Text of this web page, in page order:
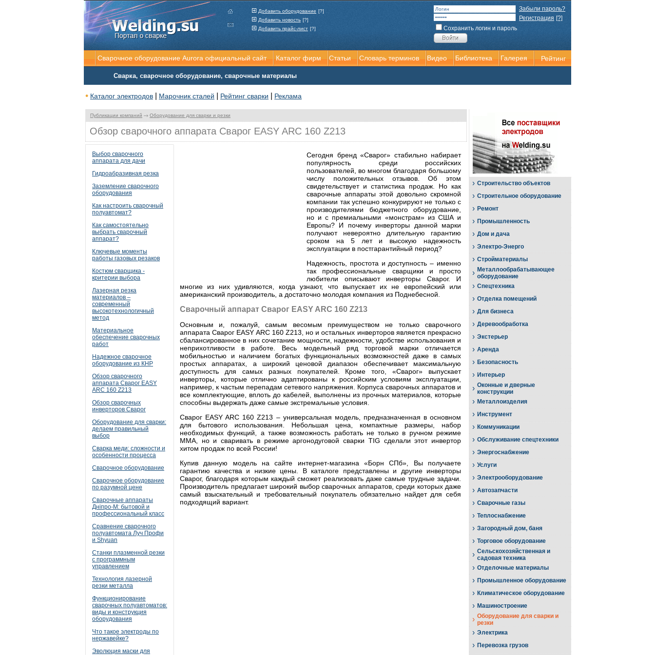
Публикации компаний Оборудование для сварки и резки
Обзор сварочного аппарата Сварог EASY ARC 160 Z213
Выбор сварочного
аппарата для дачи
Гидроабразивная резка
Заземление сварочного
оборудования
Как настроить сварочный
полуавтомат?
Как самостоятельно
выбрать сварочный
аппарат?
Ключевые моменты
работы газовых резаков
Костюм сварщика -
критерии выбора
Лазерная резка
материалов –
современный
высокотехнологичный
метод
Материальное
обеспечение сварочных
работ
Надежное сварочное
оборудование из КНР
Обзор сварочного
аппарата Сварог EASY
ARC 160 Z213
Обзор сварочных
инверторов Сварог
Оборудование для сварки:
делаем правильный
выбор
Сварка меди: сложности и
особенности процесса
Сварочное оборудование
Сварочное оборудование
по разумной цене
Сварочные аппараты
Дніпро-М: бытовой и
профессиональный класс
Сравнение сварочного
полуавтомата Луч Профи
и Shyuan
Станки плазменной резки
с программным
управлением
Технология лазерной
резки металла
Функционирование
сварочных полуавтоматов:
виды и конструкция
оборудования
Что такое электроды по
нержавейке?
Эволюция маски для
Сегодня бренд «Сварог» стабильно набирает
популярность среди российских
пользователей, во многом благодаря большому
числу положительных отзывов. Об этом
свидетельствует и статистика продаж. Но как
сварочные аппараты этой довольно скромной
компании так успешно конкурируют не только с
производителями бюджетного оборудование,
но и с премиальными «монстрам» из США и
Европы? И почему инверторы данной марки
получают невероятно длительную гарантию
сроком на 5 лет и высокую надежность
эксплуатации в постгарантийный период?
Надежность, простота и доступность – именно
так профессиональные сварщики и просто
любители описывают инверторы Сварог. И
многие из них удивляются, когда узнают, что выпускает их не европейский или
американский производитель, а достаточно молодая компания из Поднебесной.
Сварочный аппарат Сварог EASY ARC 160 Z213
Основным и, пожалуй, самым весомым преимуществом не только сварочного
аппарата Сварог EASY ARC 160 Z213, но и остальных инверторов является прекрасно
сбалансированное в них сочетание мощности, надежности, удобстве использования и
неприхотливости в работе. Весь модельный ряд торговой марки отличается
мобильностью и наличием богатых функциональных возможностей даже в самых
простых аппаратах, а широкий ценовой диапазон обеспечивает максимальную
доступность для самых разных покупателей. Кроме того, «Сварог» выпускает
инверторы, которые отлично адаптированы к российским условиям эксплуатации,
например, к частым перепадам сетевого напряжения. Корпуса сварочных аппаратов и
все комплектующие, вплоть до кабелей, выполнены из прочных материалов, которые
способны выдержать даже самые экстремальные условия.
Сварог EASY ARC 160 Z213 – универсальная модель, предназначенная в основном
для бытового использования. Небольшая цена, компактные размеры, набор
необходимых функций, а также возможность работать не только в ручном режиме
MMA, но и сваривать в режиме аргонодуговой сварки TIG сделали этот инвертор
хитом продаж по всей России!
Купив данную модель на сайте интернет-магазина «Борн СПб», Вы получаете
гарантию качества и низкие цены. В каталоге представлены и другие инверторы
Сварог, благодаря которым каждый сможет реализовать даже самые трудные задачи.
Производитель предлагает широкий выбор сварочных аппаратов, среди которых даже
самый взыскательный и требовательный покупатель обязательно найдет для себя
подходящий вариант.
› Строительство объектов
› Строительное оборудование
› Ремонт
› Промышленность
› Дом и дача
› Электро-Энерго
› Стройматериалы
› Металлообрабатывающее
оборудование
› Спецтехника
› Отделка помещений
› Для бизнеса
› Деревообработка
› Экстерьер
› Аренда
› Безопасность
› Интерьер
› Оконные и дверные
конструкции
› Металлоизделия
› Инструмент
› Коммуникации
› Обслуживание спецтехники
› Энергоснабжение
› Услуги
› Электрооборудование
› Автозапчасти
› Сварочные газы
› Теплоснабжение
› Загородный дом, баня
› Торговое оборудование
› Сельскохозяйственная и
садовая техника
› Отделочные материалы
› Промышленное оборудование
› Климатическое оборудование
› Машиностроение
› Оборудование для сварки и
резки
› Электрика
› Перевозка грузов
Сварочное оборудование Aurora официальный сайт Каталог фирм Статьи Словарь терминов Видео Библиотека Галерея Рейтинг
Сварка, сварочное оборудование, сварочные материалы
• Каталог электродов Марочник сталей Рейтинг сварки Реклама
Добавить оборудование [?]
Добавить новость [?]
Добавить прайс-лист [?]
Забыли пароль?
Регистрация [?]
Сохранить логин и пароль